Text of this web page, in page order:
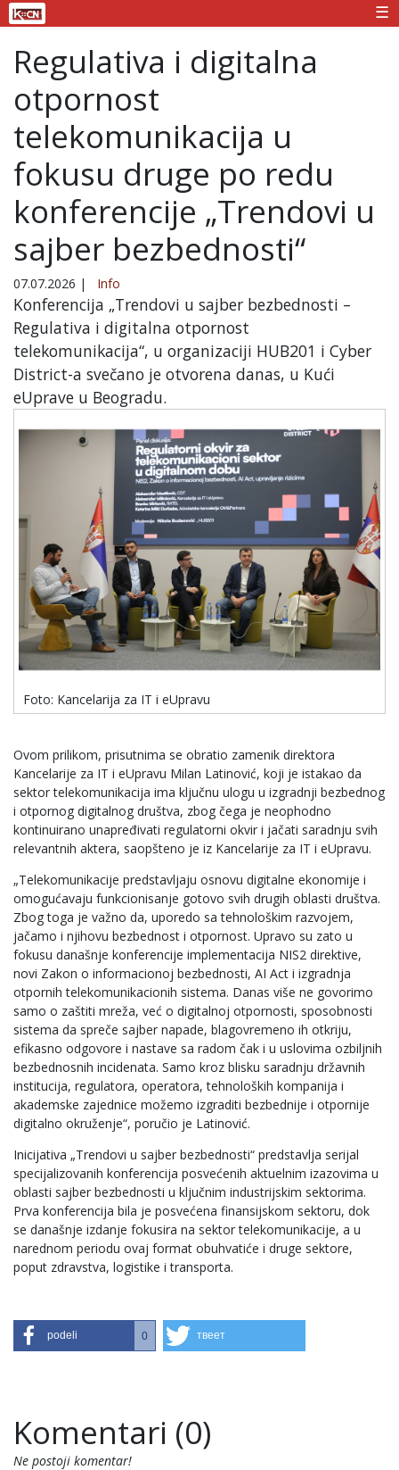
☰
Regulativa i digitalna
otpornost
telekomunikacija u
fokusu druge po redu
konferencije „Trendovi u
sajber bezbednosti“
07.07.2026 | Info
Konferencija „Trendovi u sajber bezbednosti –
Regulativa i digitalna otpornost
telekomunikacija“, u organizaciji HUB201 i Cyber
District-a svečano je otvorena danas, u Kući
eUprave u Beogradu.
Foto: Kancelarija za IT i eUpravu
Ovom prilikom, prisutnima se obratio zamenik direktora
Kancelarije za IT i eUpravu Milan Latinović, koji je istakao da
sektor telekomunikacija ima ključnu ulogu u izgradnji bezbednog
i otpornog digitalnog društva, zbog čega je neophodno
kontinuirano unapređivati regulatorni okvir i jačati saradnju svih
relevantnih aktera, saopšteno je iz Kancelarije za IT i eUpravu.
„Telekomunikacije predstavljaju osnovu digitalne ekonomije i
omogućavaju funkcionisanje gotovo svih drugih oblasti društva.
Zbog toga je važno da, uporedo sa tehnološkim razvojem,
jačamo i njihovu bezbednost i otpornost. Upravo su zato u
fokusu današnje konferencije implementacija NIS2 direktive,
novi Zakon o informacionoj bezbednosti, AI Act i izgradnja
otpornih telekomunikacionih sistema. Danas više ne govorimo
samo o zaštiti mreža, već o digitalnoj otpornosti, sposobnosti
sistema da spreče sajber napade, blagovremeno ih otkriju,
efikasno odgovore i nastave sa radom čak i u uslovima ozbiljnih
bezbednosnih incidenata. Samo kroz blisku saradnju državnih
institucija, regulatora, operatora, tehnoloških kompanija i
akademske zajednice možemo izgraditi bezbednije i otpornije
digitalno okruženje“, poručio je Latinović.
Inicijativa „Trendovi u sajber bezbednosti“ predstavlja serijal
specijalizovanih konferencija posvećenih aktuelnim izazovima u
oblasti sajber bezbednosti u ključnim industrijskim sektorima.
Prva konferencija bila je posvećena finansijskom sektoru, dok
se današnje izdanje fokusira na sektor telekomunikacije, a u
narednom periodu ovaj format obuhvatiće i druge sektore,
poput zdravstva, logistike i transporta.
podeli 0 твеет
Komentari (0)
Ne postoji komentar!